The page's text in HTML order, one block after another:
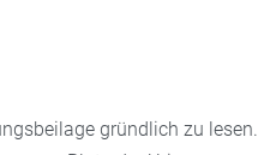
gründlich zu lesen.